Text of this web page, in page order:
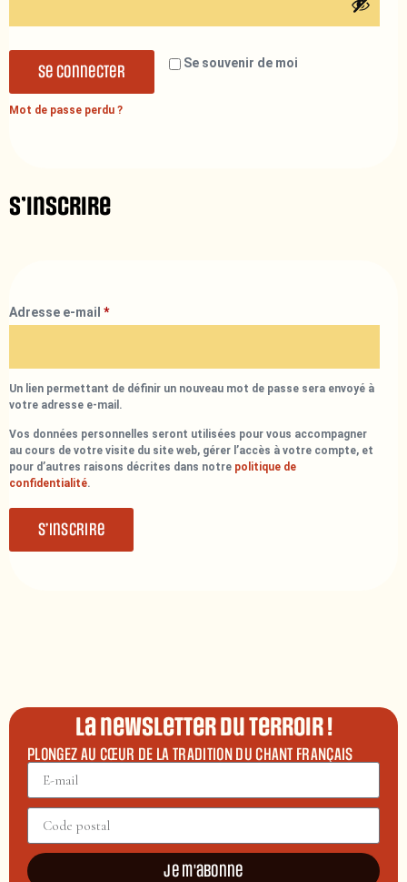
Se souvenir de moi
Se connecter
Mot de passe perdu ?
S’inscrire
Adresse e-mail *
Un lien permettant de définir un nouveau mot de passe sera envoyé à
votre adresse e-mail.
Vos données personnelles seront utilisées pour vous accompagner
au cours de votre visite du site web, gérer l’accès à votre compte, et
pour d’autres raisons décrites dans notre politique de
confidentialité.
S’inscrire
La newsletter du terroir !
PLONGEZ AU CŒUR DE LA TRADITION DU CHANT FRANÇAIS
Je m'abonne